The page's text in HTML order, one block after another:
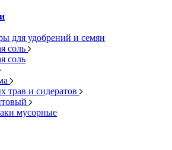
для удобрений и семян
соль
соль
трав и сидератов
мусорные